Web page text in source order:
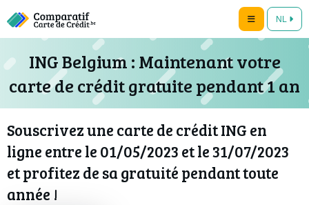
NL
ING Belgium : Maintenant votre
carte de crédit gratuite pendant 1 an
Souscrivez une carte de crédit ING en
ligne entre le 01/05/2023 et le 31/07/2023
et profitez de sa gratuité pendant toute
année !